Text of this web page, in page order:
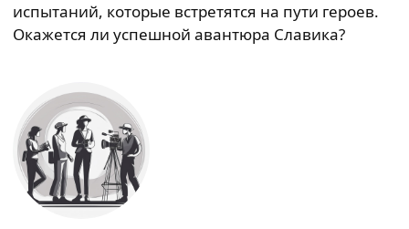
испытаний, которые встретятся на пути героев.
Окажется ли успешной авантюра Славика?